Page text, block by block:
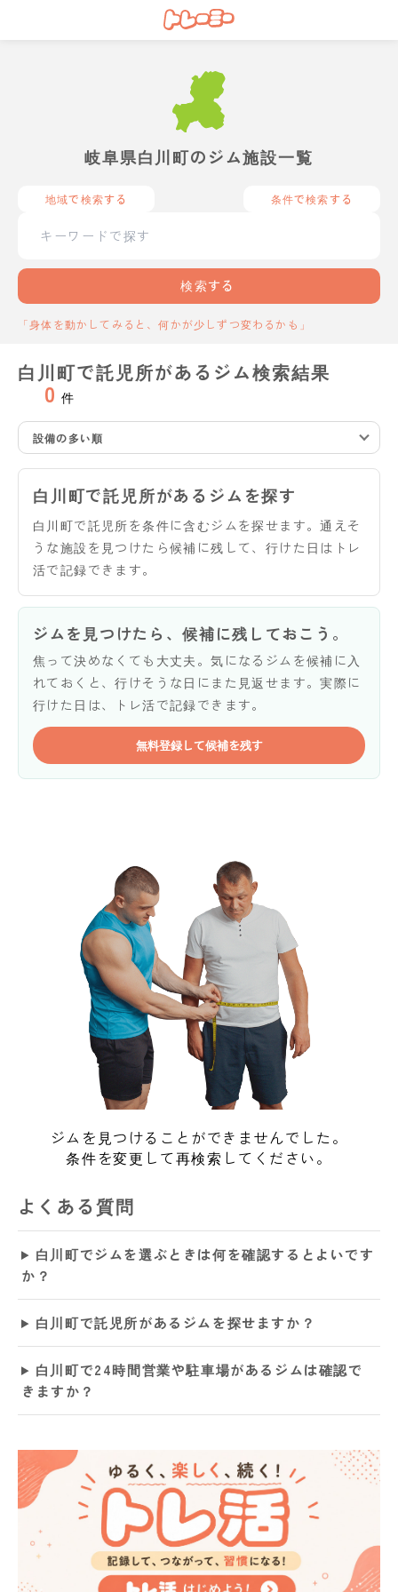
岐阜県白川町のジム施設一覧
地域で検索する 条件で検索する
検索する
「身体を動かしてみると、何かが少しずつ変わるかも」
白川町で託児所があるジム検索結果
0 件
設備の多い順
白川町で託児所があるジムを探す
白川町で託児所を条件に含むジムを探せます。通えそ
うな施設を見つけたら候補に残して、行けた日はトレ
活で記録できます。
ジムを見つけたら、候補に残しておこう。
焦って決めなくても大丈夫。気になるジムを候補に入
れておくと、行けそうな日にまた見返せます。実際に
行けた日は、トレ活で記録できます。
無料登録して候補を残す
ジムを見つけることができませんでした。
条件を変更して再検索してください。
よくある質問
白川町でジムを選ぶときは何を確認するとよいです
か？
白川町で託児所があるジムを探せますか？
白川町で24時間営業や駐車場があるジムは確認で
きますか？